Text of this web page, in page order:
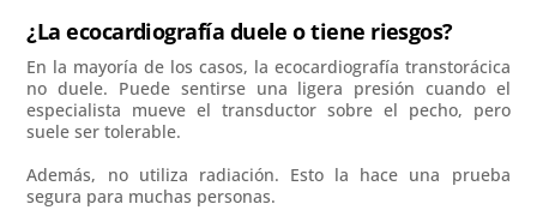
¿La ecocardiografía duele o tiene riesgos?
En la mayoría de los casos, la ecocardiografía transtorácica
no duele. Puede sentirse una ligera presión cuando el
especialista mueve el transductor sobre el pecho, pero
suele ser tolerable.
Además, no utiliza radiación. Esto la hace una prueba
segura para muchas personas.